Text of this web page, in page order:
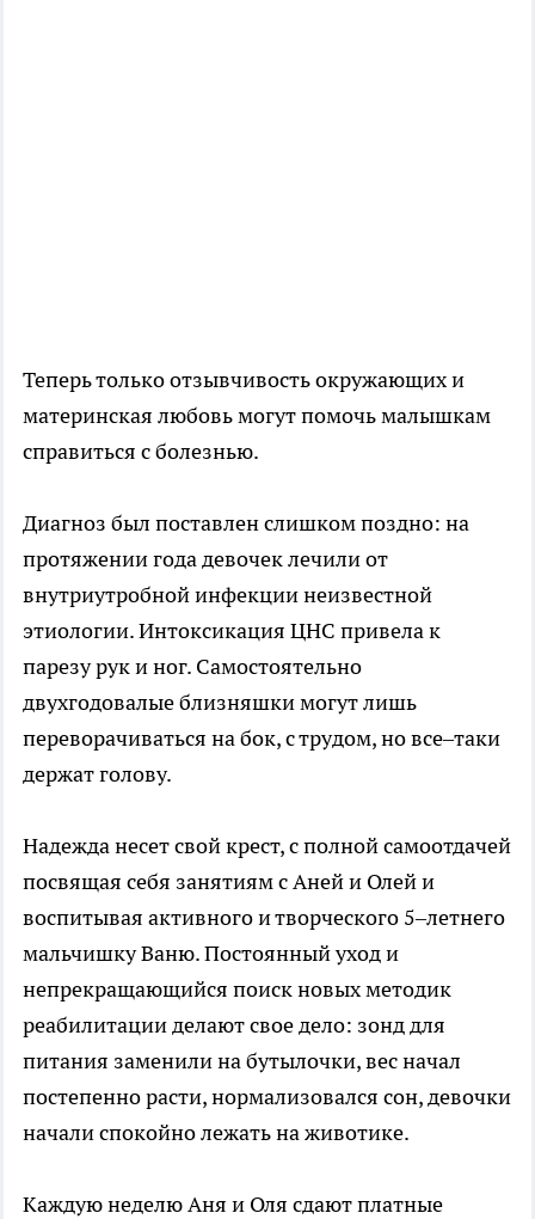
Теперь только отзывчивость окружающих и
материнская любовь могут помочь малышкам
справиться с болезнью.
Диагноз был поставлен слишком поздно: на
протяжении года девочек лечили от
внутриутробной инфекции неизвестной
этиологии. Интоксикация ЦНС привела к
парезу рук и ног. Самостоятельно
двухгодовалые близняшки могут лишь
переворачиваться на бок, с трудом, но все–таки
держат голову.
Надежда несет свой крест, с полной самоотдачей
посвящая себя занятиям с Аней и Олей и
воспитывая активного и творческого 5–летнего
мальчишку Ваню. Постоянный уход и
непрекращающийся поиск новых методик
реабилитации делают свое дело: зонд для
питания заменили на бутылочки, вес начал
постепенно расти, нормализовался сон, девочки
начали спокойно лежать на животике.
Каждую неделю Аня и Оля сдают платные